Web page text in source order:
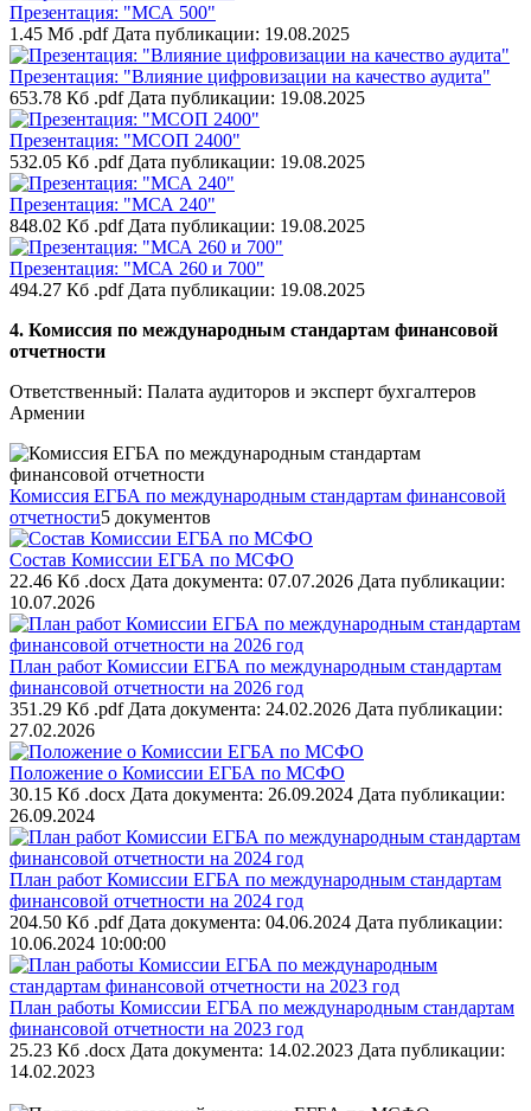
Презентация: "МСА 500"
1.45 Мб .pdf Дата публикации: 19.08.2025
Презентация: "Влияние цифровизации на качество аудита"
653.78 Кб .pdf Дата публикации: 19.08.2025
Презентация: "МСОП 2400"
532.05 Кб .pdf Дата публикации: 19.08.2025
Презентация: "МСА 240"
848.02 Кб .pdf Дата публикации: 19.08.2025
Презентация: "МСА 260 и 700"
494.27 Кб .pdf Дата публикации: 19.08.2025
4. Комиссия по международным стандартам финансовой
отчетности
Ответственный: Палата аудиторов и эксперт бухгалтеров
Армении
Комиссия ЕГБА по международным стандартам финансовой
отчетности5 документов
Состав Комиссии ЕГБА по МСФО
22.46 Кб .docx Дата документа: 07.07.2026 Дата публикации:
10.07.2026
План работ Комиссии ЕГБА по международным стандартам
финансовой отчетности на 2026 год
351.29 Кб .pdf Дата документа: 24.02.2026 Дата публикации:
27.02.2026
Положение о Комиссии ЕГБА по МСФО
30.15 Кб .docx Дата документа: 26.09.2024 Дата публикации:
26.09.2024
План работ Комиссии ЕГБА по международным стандартам
финансовой отчетности на 2024 год
204.50 Кб .pdf Дата документа: 04.06.2024 Дата публикации:
10.06.2024 10:00:00
План работы Комиссии ЕГБА по международным стандартам
финансовой отчетности на 2023 год
25.23 Кб .docx Дата документа: 14.02.2023 Дата публикации:
14.02.2023